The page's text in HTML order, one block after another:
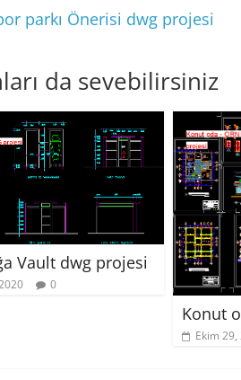
parkı Önerisi dwg projesi
da sevebilirsiniz
Vault dwg projesi
0
Konut
Ekim